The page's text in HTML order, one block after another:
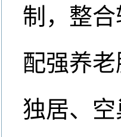
制，整
配强养
独居、